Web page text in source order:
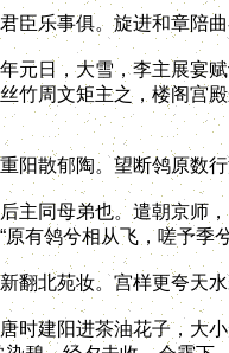
乐事俱。旋进和章陪曲
日，大雪，李主展宴赋
竹周文矩主之，楼阁宫
散郁陶。望断鸰原数行
同母弟也。遣朝京师，
有鸰兮相从飞，嗟予季
北苑妆。宫样更夸天水
建阳进茶油花子，大小